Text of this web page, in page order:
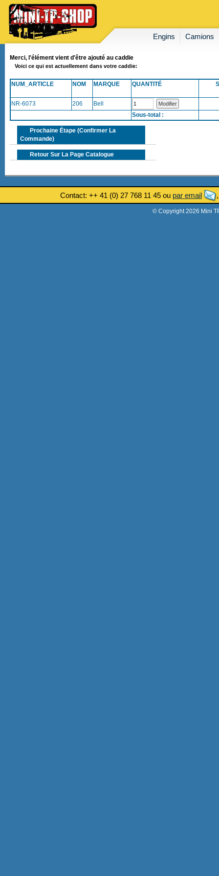
Engins Camions
Merci, l'élément vient d'être ajouté au caddie
Voici ce qui est actuellement dans votre caddie:
NUM_ARTICLE NOM MARQUE QUANTITÉ
NR-6073 206
Bell
Sous-total :
Prochaine Étape (confirmer La
Commande)
Retour Sur La Page Catalogue
Contact: ++ 41 (0) 27 768 11 45 ou par email
© Copyright 2026 Mini